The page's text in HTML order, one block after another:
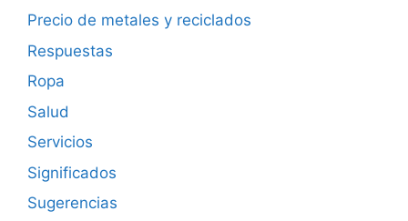
Precio de metales y reciclados
Respuestas
Ropa
Salud
Servicios
Significados
Sugerencias